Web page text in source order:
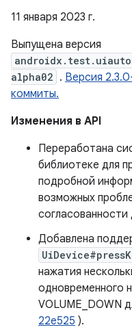
11 января 2023 г.
Выпущена версия
alpha02 . Версия
коммиты.
Изменения в API
Переработана
библиотеке для
подробной
возможных
согласованности
Добавлена
нажатия
одновременного
VOLUME_DOWN
22e525 ).